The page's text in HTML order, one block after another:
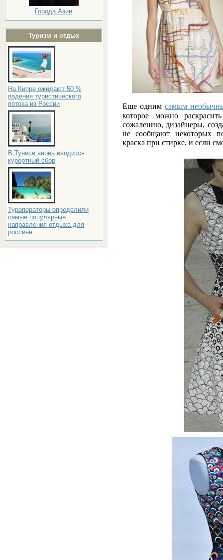
Города Азии
Туризм и отдых
На Кипре ожидают 50 %
падения туристического
потока из России
В Тунисе вновь вводится
курортный сбор
Туроператоры определили
самые популярные
направления отдыха для
россиян
Еще одним самым
которое можно
сожалению, дизайнеры,
не сообщают некоторых
краска при стирке, и если